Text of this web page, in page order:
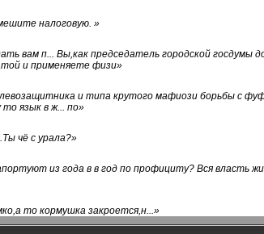
налоговую. »
вам п... Вы,как председатель городской госдумы
и применяете физи»
левозащитника и типа крутого мафиози борьбы с
язык в ж... по»
чё с урала?»
из года в в год по профициту? Вся власть
то кормушка закроется,н...»